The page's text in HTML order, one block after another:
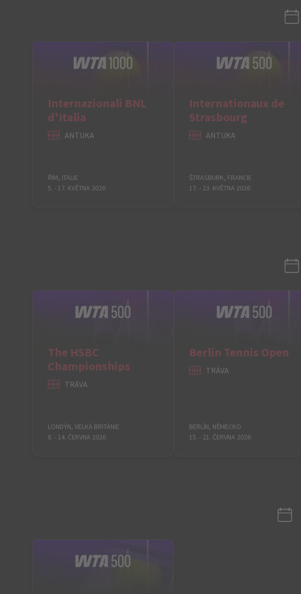
Internazionali BNL
d'Italia
ANTUKA
ŘÍM, ITÁLIE
5. - 17. KVĚTNA 2026
Internationaux de
Strasbourg
ANTUKA
ŠTRASBURK, FRANCIE
17. - 23. KVĚTNA 2026
The HSBC
Championships
TRÁVA
LONDÝN, VELKÁ BRITÁNIE
8. - 14. ČERVNA 2026
Berlin Tennis Open
TRÁVA
BERLÍN, NĚMECKO
15. - 21. ČERVNA 2026